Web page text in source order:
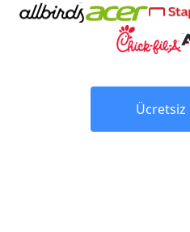
Ücretsiz